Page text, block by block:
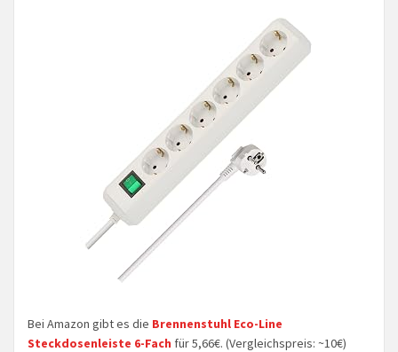
Bei Amazon gibt es die Brennenstuhl Eco-Line
Steckdosenleiste 6-Fach für 5,66€. (Vergleichspreis: ~10€)